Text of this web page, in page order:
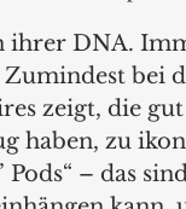
ihrer DNA.
bei
zeigt, die
haben, zu
– das